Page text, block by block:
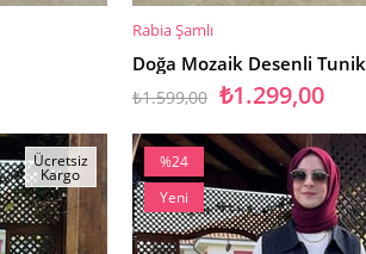
SEPETE EKLE
Rabia Şamlı
Doğa Mozaik Desenli Tunik
₺1.299,00
₺1.599,00
Ücretsiz
Kargo
%24
İndirim
%24İndirim
Yeni
Ürün